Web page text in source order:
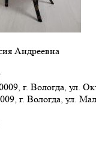
Андреевна
г. Вологда, ул.
г. Вологда, ул.